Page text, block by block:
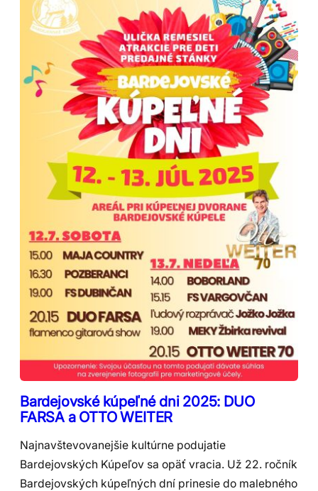
Bardejovské kúpeľné dni 2025: DUO
FARSA a OTTO WEITER
Najnavštevovanejšie kultúrne podujatie
Bardejovských Kúpeľov sa opäť vracia. Už 22. ročník
Bardejovských kúpeľných dní prinesie do malebného